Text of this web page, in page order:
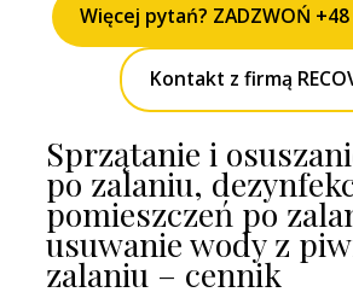
Więcej pytań? ZADZWOŃ
Kontakt z firmą
Sprzątanie i
po zalaniu,
pomieszczeń po
usuwanie wody z
zalaniu – cennik